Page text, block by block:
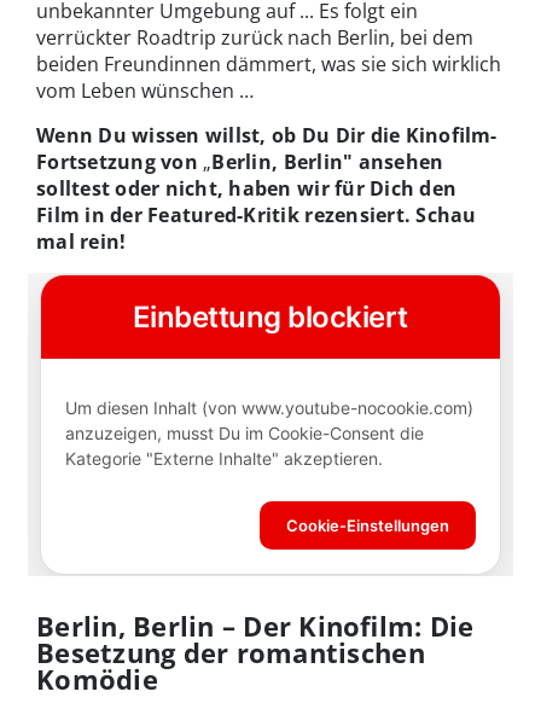
unbekannter Umgebung auf ... Es folgt ein
verrückter Roadtrip zurück nach Berlin, bei dem
beiden Freundinnen dämmert, was sie sich wirklich
vom Leben wünschen …
Wenn Du wissen willst, ob Du Dir die Kinofilm-
Fortsetzung von „Berlin, Berlin" ansehen
solltest oder nicht, haben wir für Dich den
Film in der Featured-Kritik rezensiert. Schau
mal rein!
Berlin, Berlin – Der Kinofilm: Die
Besetzung der romantischen
Komödie